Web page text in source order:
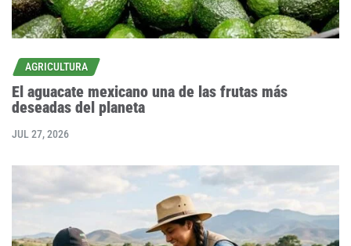
AGRICULTURA
El aguacate mexicano una de las frutas más
deseadas del planeta
JUL 27, 2026